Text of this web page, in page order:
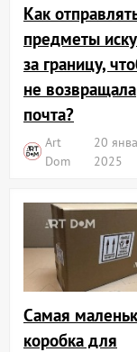
Как
предметы
за границу,
не возвращала
почта?
Art
Dom
20
2025
Самая
коробка для